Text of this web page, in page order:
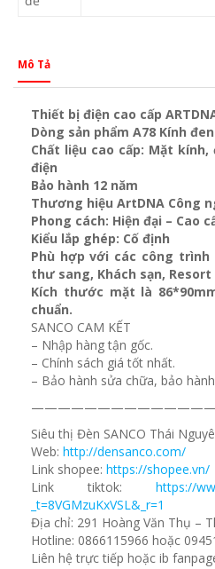
Mô Tả
Thiết bị điện cao cấp
Dòng sản phẩm A78 Kính đen
Chất liệu cao cấp: Mặt
điện
Bảo hành 12 năm
Thương hiệu ArtDNA Công
Phong cách: Hiện đại – Cao
Kiểu lắp ghép: Cố định
Phù hợp với các công trình
thư sang, Khách sạn,
Kích thước mặt là
chuẩn.
SANCO CAM KẾT
– Nhập hàng tận gốc.
– Chính sách giá tốt nhất.
– Bảo hành sửa chữa, bảo
Siêu thị Đèn SANCO Thái
Web: http://densanco.com/
Link shopee: https://shopee.vn/
Link tiktok: https://
_t=8VGMzuKxVSL&_r=1
Địa chỉ: 291 Hoàng Văn Thụ –
Hotline: 0866115966 hoặc
Liên hệ trực tiếp hoặc ib